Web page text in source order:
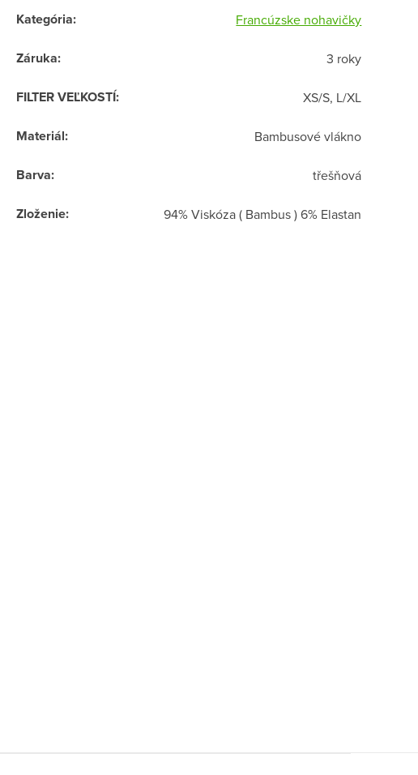
Kategória: Francúzske nohavičky
Záruka: 3 roky
FILTER VEĽKOSTÍ: XS/S, L/XL
Materiál: Bambusové vlákno
Barva: třešňová
Zloženie: 94% Viskóza ( Bambus ) 6% Elastan